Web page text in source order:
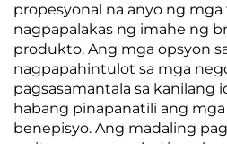
propesyonal na anyo ng mga
nagpapalakas ng imahe ng
produkto. Ang mga opsyon
nagpapahintulot sa mga
pagsasamantala sa kanilang
habang pinapanatili ang
benepisyo. Ang madaling